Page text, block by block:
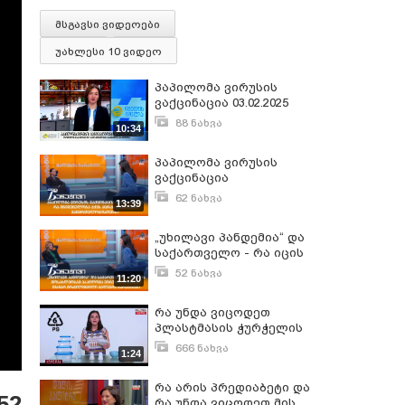
მსგავსი ვიდეოები
უახლესი 10 ვიდეო
10:34
პაპილომა ვირუსის
ვაქცინაცია 03.02.2025
88 ნახვა
13:39
პაპილომა ვირუსის
ვაქცინაცია
მოზარდებში - რა
ჯანმრთელობისთვის?
62 ნახვა
11:20
„უხილავი პანდემია“ და
საქართველო - რა იცის
მოსახლეობამ
52 ნახვა
1:24
რა უნდა ვიცოდეთ
პლასტმასის ჭურჭელის
შესახებ და როდის არის
666 ნახვა
რა არის პრედიაბეტი და